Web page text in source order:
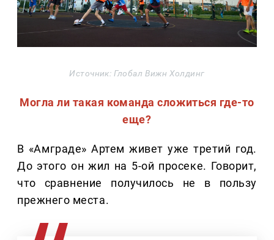
Источник: Глобал Вижн Холдинг
Могла ли такая команда сложиться где-то
еще?
В «Амграде» Артем живет уже третий год.
До этого он жил на 5-ой просеке. Говорит,
что сравнение получилось не в пользу
прежнего места.